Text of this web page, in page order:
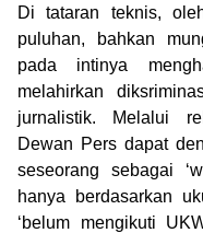
Di tataran teknis,
puluhan, bahkan
pada intinya
melahirkan
jurnalistik. Melalui
Dewan Pers dapat
seseorang sebagai
hanya berdasarkan
‘belum mengikuti